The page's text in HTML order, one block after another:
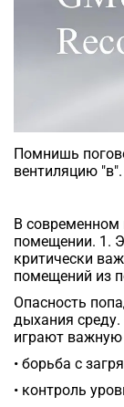
Помнишь
вентиляцию "в".
В
помещении. 1.
критически
помещений из
Опасность
дыхания
играют важную
• борьба с
• контроль